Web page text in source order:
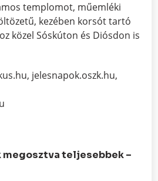
templomot, műemléki
kezében korsót tartó
közel Sóskúton és Diósdon is
jelesnapok.oszk.hu,
megosztva teljesebbek –